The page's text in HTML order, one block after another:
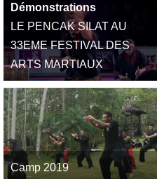
Démonstrations
LE PENCAK SILAT AU
33EME FESTIVAL DES
ARTS MARTIAUX
Camp 2019